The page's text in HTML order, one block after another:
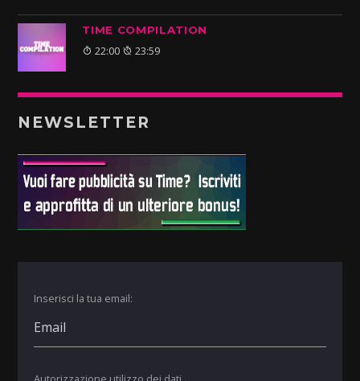
TIME COMPILATION
22:00 23:59
NEWSLETTER
Inserisci la tua email: